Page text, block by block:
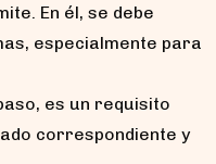
En él, se debe
especialmente para
es un requisito
correspondiente y